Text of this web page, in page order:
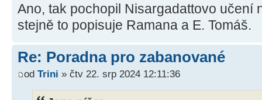
Ano, tak pochopil Nisargadattovo učení
stejně to popisuje Ramana a E. Tomáš.
Re: Poradna pro zabanované
od Trini » čtv 22. srp 2024 12:11:36